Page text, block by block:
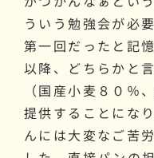
ういう勉強会が必
第一回だったと記
以降、どちらかと
（国産小麦８０％
提供することにな
んには大変なご苦